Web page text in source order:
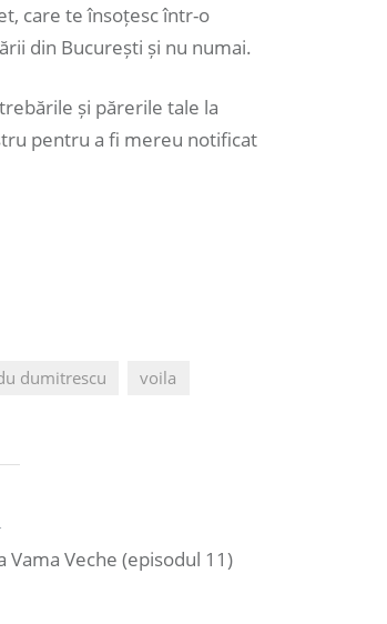
care te însoțesc într-o
din București și nu numai.
și părerile tale la
pentru a fi mereu notificat
dumitrescu voila
Vama Veche (episodul 11)